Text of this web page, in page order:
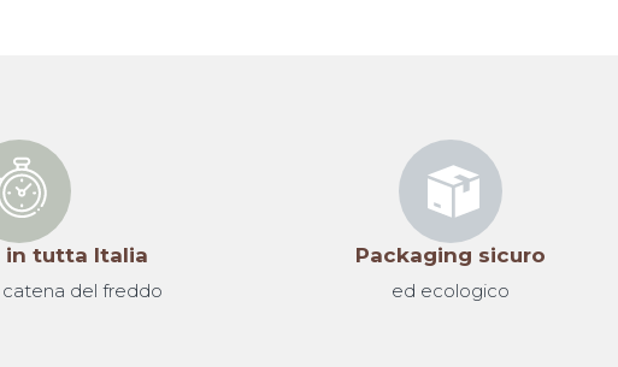
in tutta Italia
del freddo
Packaging sicuro
ed ecologico